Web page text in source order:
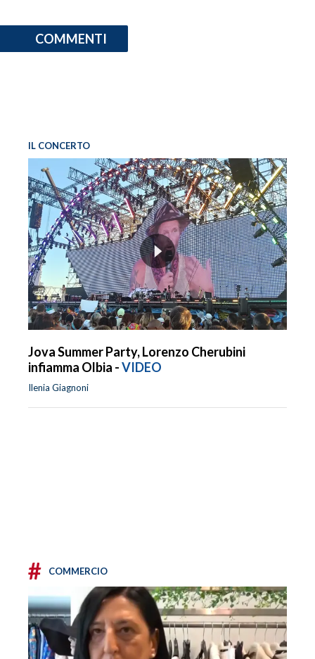
COMMENTI
IL CONCERTO
Jova Summer Party, Lorenzo Cherubini
infiamma Olbia -VIDEO
Ilenia Giagnoni
# COMMERCIO